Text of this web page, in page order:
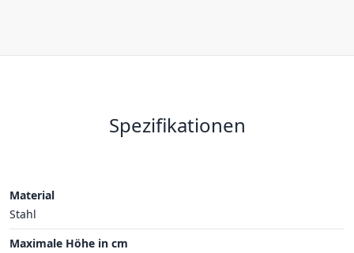
Spezifikationen
Material
Stahl
Maximale Höhe in cm